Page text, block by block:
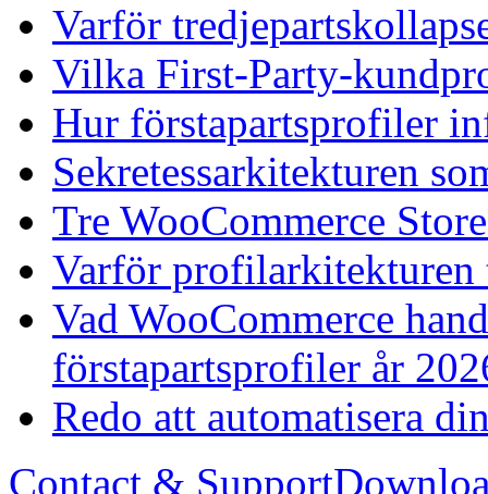
Varför
Vilka First-Party-
Hur förstapartsprofiler
Sekretessarkitekturen
Tre WooCommerce
Varför
Vad WooCommerce
förstapartsprofiler år
Redo att automatisera
Contact & Support